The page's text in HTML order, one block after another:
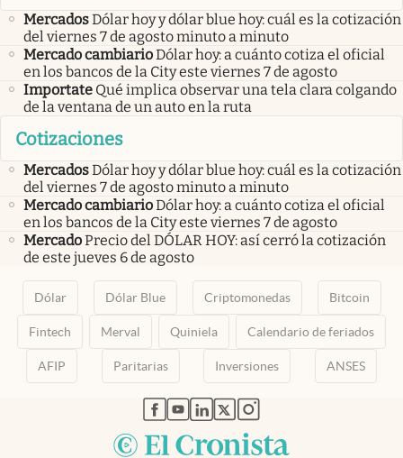
MercadosDólar hoy y dólar blue hoy: cuál es la cotización
del viernes 7 de agosto minuto a minuto
Mercado cambiarioDólar hoy: a cuánto cotiza el oficial
en los bancos de la City este viernes 7 de agosto
Importate Qué implica observar una tela clara colgando
de la ventana de un auto en la ruta
Cotizaciones
MercadosDólar hoy y dólar blue hoy: cuál es la cotización
del viernes 7 de agosto minuto a minuto
Mercado cambiarioDólar hoy: a cuánto cotiza el oficial
en los bancos de la City este viernes 7 de agosto
MercadoPrecio del DÓLAR HOY: así cerró la cotización
de este jueves 6 de agosto
Dólar Dólar Blue Criptomonedas Bitcoin
Fintech Merval Quiniela Calendario de feriados
AFIP Paritarias Inversiones ANSES
abre en nueva pestaña
abre en nueva pestaña
abre en nueva pestaña
abre en nueva pestaña
abre en nueva pestaña